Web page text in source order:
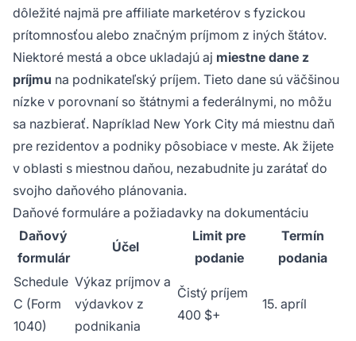
dôležité najmä pre affiliate marketérov s fyzickou
prítomnosťou alebo značným príjmom z iných štátov.
Niektoré mestá a obce ukladajú aj miestne dane z
príjmu na podnikateľský príjem. Tieto dane sú väčšinou
nízke v porovnaní so štátnymi a federálnymi, no môžu
sa nazbierať. Napríklad New York City má miestnu daň
pre rezidentov a podniky pôsobiace v meste. Ak žijete
v oblasti s miestnou daňou, nezabudnite ju zarátať do
svojho daňového plánovania.
Daňové formuláre a požiadavky na dokumentáciu
Daňový
formulár
Účel
Limit pre
podanie
Termín
podania
Schedule
C (Form
1040)
Výkaz príjmov a
výdavkov z
podnikania
Čistý príjem
400 $+
15. apríl